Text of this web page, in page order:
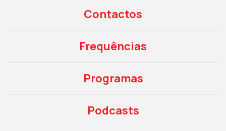
Contactos
Frequências
Programas
Podcasts